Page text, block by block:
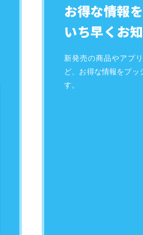
お得な情報を
いち早くお
新発売の商品やアプ
ど、お得な情報をプ
す。